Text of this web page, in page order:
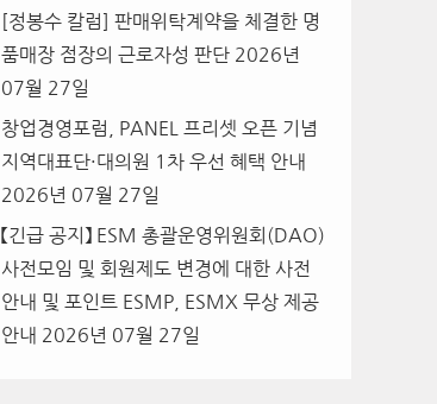
[정봉수 칼럼] 판매위탁계약을 체결한 명
품매장 점장의 근로자성 판단 2026년
07월 27일
창업경영포럼, PANEL 프리셋 오픈 기념
지역대표단·대의원 1차 우선 혜택 안내
2026년 07월 27일
【긴급 공지】 ESM 총괄운영위원회(DAO)
사전모임 및 회원제도 변경에 대한 사전
안내 및 포인트 ESMP, ESMX 무상 제공
안내 2026년 07월 27일